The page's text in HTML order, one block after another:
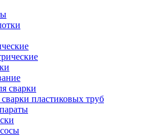
сварки
пластиковых труб